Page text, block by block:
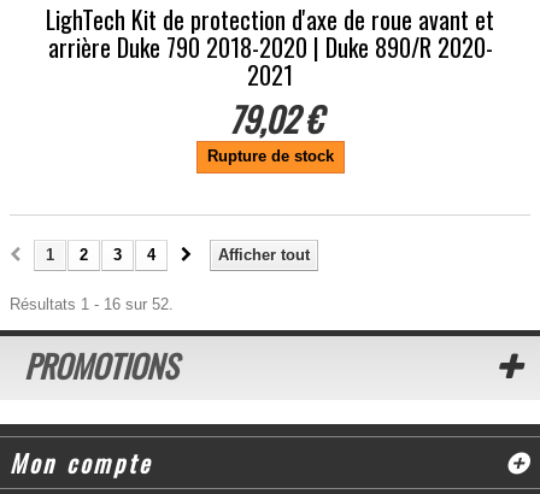
LighTech Kit de protection d'axe de roue avant et
arrière Duke 790 2018-2020 | Duke 890/R 2020-
2021
79,02 €
Rupture de stock
Afficher tout
1 2 3 4
Résultats 1 - 16 sur 52.
PROMOTIONS
Mon compte